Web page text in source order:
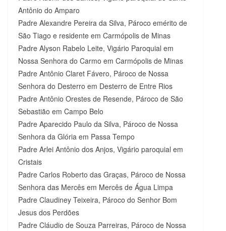
Antônio do Amparo
Padre Alexandre Pereira da Silva, Pároco emérito de
São Tiago e residente em Carmópolis de Minas
Padre Alyson Rabelo Leite, Vigário Paroquial em
Nossa Senhora do Carmo em Carmópolis de Minas
Padre Antônio Claret Fávero, Pároco de Nossa
Senhora do Desterro em Desterro de Entre Rios
Padre Antônio Orestes de Resende, Pároco de São
Sebastião em Campo Belo
Padre Aparecido Paulo da Silva, Pároco de Nossa
Senhora da Glória em Passa Tempo
Padre Arlei Antônio dos Anjos, Vigário paroquial em
Cristais
Padre Carlos Roberto das Graças, Pároco de Nossa
Senhora das Mercês em Mercês de Água Limpa
Padre Claudiney Teixeira, Pároco do Senhor Bom
Jesus dos Perdões
Padre Cláudio de Souza Parreiras, Pároco de Nossa